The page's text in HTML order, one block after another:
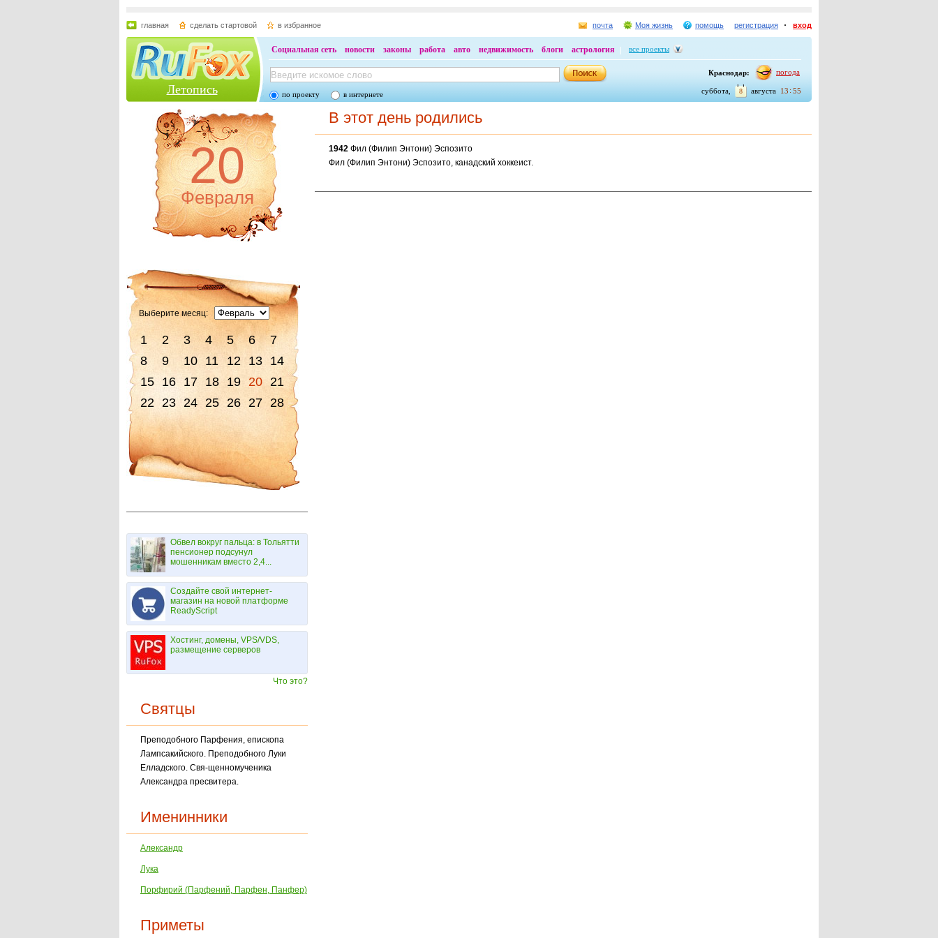
главная сделать стартовой в избранное почта Моя жизнь помощь регистрация вход
Летопись
Социальная сеть новости законы работа авто недвижимость блоги астрология все проекты
Краснодар: погода
13 : 55
августа
8
суббота,
по проекту в интернете
20
Февраля
Выберите месяц:
1 2 3 4 5 6
7
8
9 10 11 12 13 14
15 16 17 18 19 20 21
22 23 24 25 26 27 28
Обвел вокруг пальца: в Тольятти
пенсионер подсунул
мошенникам вместо 2,4...
Создайте свой интернет-
магазин на новой платформе
ReadyScript
Хостинг, домены, VPS/VDS,
размещение серверов
Что это?
Святцы
Преподобного Парфения, епископа
Лампсакийского. Преподобного Луки
Елладского. Свя-щенномученика
Александра пресвитера.
Именинники
Александр
Лука
Порфирий (Парфений, Парфен, Панфер)
Приметы
В этот день родились
1942 Фил (Филип Энтони) Эспозито
Фил (Филип Энтони) Эспозито, канадский хоккеист.